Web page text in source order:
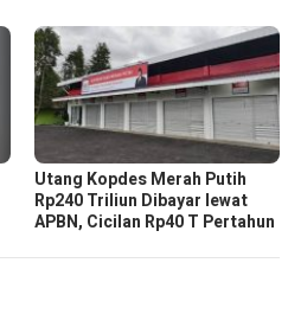
Utang Kopdes Merah Putih
Rp240 Triliun Dibayar lewat
APBN, Cicilan Rp40 T Pertahun